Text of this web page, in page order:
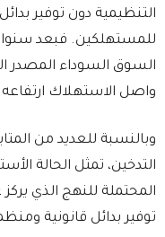
التنظيمية دون توفير
للمستهلكين. فبعد
السوق السوداء المصدر
واصل الاستهلاك
وبالنسبة للعديد من
التدخين، تمثل الحالة
المحتملة للنهج الذي يركز
توفير بدائل قانونية